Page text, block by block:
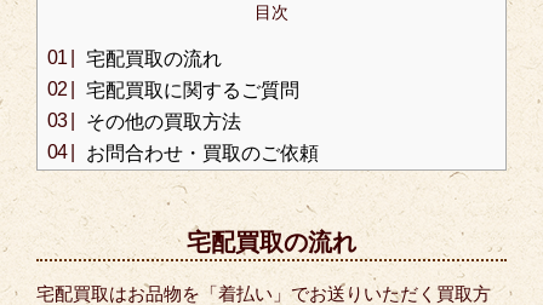
目次
宅配買取の流れ
宅配買取に関するご質問
その他の買取方法
お問合わせ・買取のご依頼
宅配買取の流れ
宅配買取はお品物を「着払い」でお送りいただく買取方